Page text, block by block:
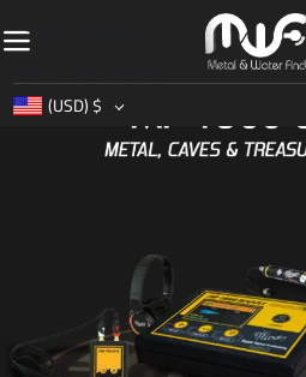
Skip to navigation
(USD)$